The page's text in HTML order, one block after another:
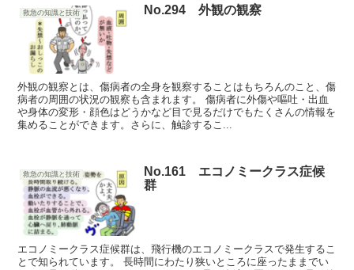
救急の知識と技術 No.294 外観の観察
外観の観察とは、傷病者の全身を観察することはもちろんのこと、傷
病者の周囲の状況の観察も含まれます。 傷病者に外傷や嘔吐・出血
や身体の変形・顔色はどうかなど目で見るだけでもたくさんの情報を
集めることができます。さらに、触診するこ...
救急の知識と技術
No.161 エコノミークラス症候
群
エコノミークラス症候群は、飛行機のエコノミークラスで発生するこ
とで知られています。 長時間にわたり狭いところに座ったままでい